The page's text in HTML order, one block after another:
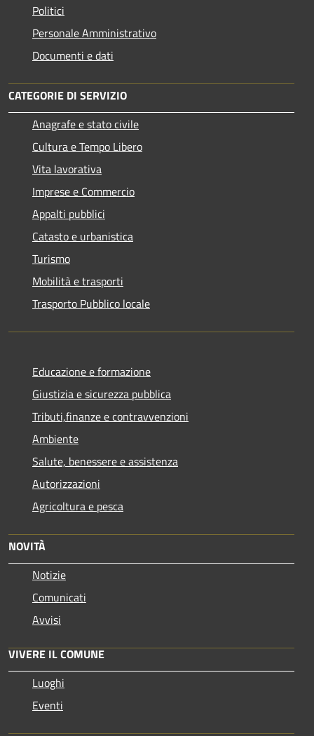
Politici
Personale Amministrativo
Documenti e dati
CATEGORIE DI SERVIZIO
Anagrafe e stato civile
Cultura e Tempo Libero
Vita lavorativa
Imprese e Commercio
Appalti pubblici
Catasto e urbanistica
Turismo
Mobilità e trasporti
Trasporto Pubblico locale
Educazione e formazione
Giustizia e sicurezza pubblica
Tributi,finanze e contravvenzioni
Ambiente
Salute, benessere e assistenza
Autorizzazioni
Agricoltura e pesca
NOVITÀ
Notizie
Comunicati
Avvisi
VIVERE IL COMUNE
Luoghi
Eventi